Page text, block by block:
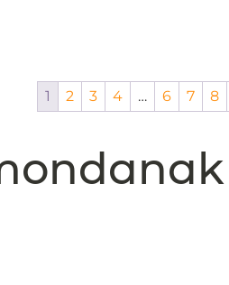
1 2 3 4 … 6 7 8